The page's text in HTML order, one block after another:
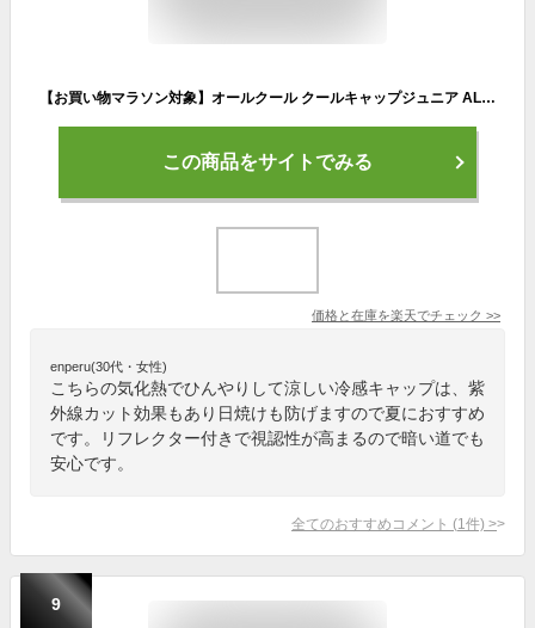
【お買い物マラソン対象】オールクール クールキャップジュニア ALL COOL AC-SCJ001 全4色 冷感特殊素材 風にあてると冷たく感じる キッズ ジュニア 男の子 女の子
この商品をサイトでみる
価格と在庫を楽天でチェック >>
enperu(30代・女性)
こちらの気化熱でひんやりして涼しい冷感キャップは、紫
外線カット効果もあり日焼けも防げますので夏におすすめ
です。リフレクター付きで視認性が高まるので暗い道でも
安心です。
全てのおすすめコメント (1 件) >
9